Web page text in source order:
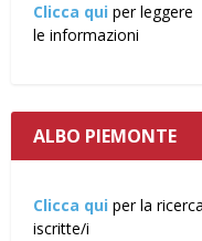
Clicca qui per leggere
le informazioni
ALBO PIEMONTE
Clicca qui per la ricerca
iscritte/i